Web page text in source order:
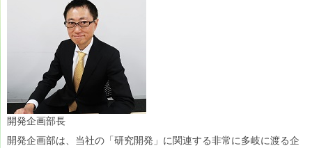
開発企画部長
開発企画部は、当社の「研究開発」に関連する非常に多岐に渡る企